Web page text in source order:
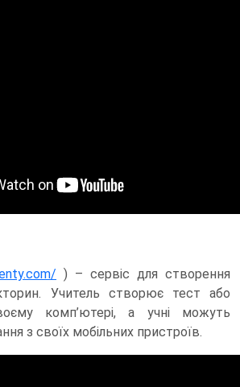
) – сервіс для створення
Учитель створює тест або
комп’ютері, а учні можуть
з своїх мобільних пристроїв.